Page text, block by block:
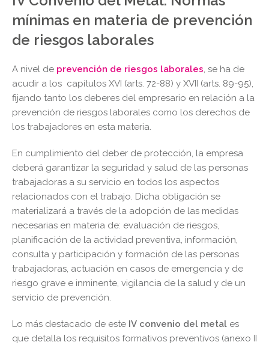
mínimas en materia de prevención
de riesgos laborales
A nivel de prevención de riesgos laborales, se ha de
acudir a los capítulos XVI (arts. 72-88) y XVII (arts. 89-95),
fijando tanto los deberes del empresario en relación a la
prevención de riesgos laborales como los derechos de
los trabajadores en esta materia.
En cumplimiento del deber de protección, la empresa
deberá garantizar la seguridad y salud de las personas
trabajadoras a su servicio en todos los aspectos
relacionados con el trabajo. Dicha obligación se
materializará a través de la adopción de las medidas
necesarias en materia de: evaluación de riesgos,
planificación de la actividad preventiva, información,
consulta y participación y formación de las personas
trabajadoras, actuación en casos de emergencia y de
riesgo grave e inminente, vigilancia de la salud y de un
servicio de prevención.
Lo más destacado de este IV convenio del metal es
que detalla los requisitos formativos preventivos (anexo II